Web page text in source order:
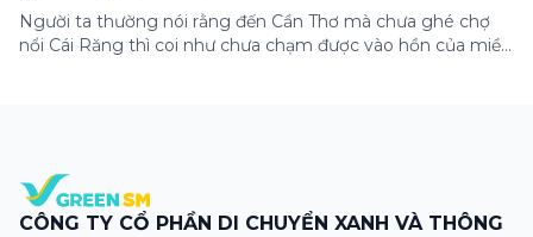
Người ta thường nói rằng đến Cần Thơ mà chưa ghé chợ
nổi Cái Răng thì coi như chưa chạm được vào hồn của miền
CÔNG TY CỔ PHẦN DI CHUYỂN XANH VÀ THÔNG